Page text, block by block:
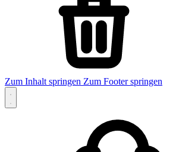
Zum Inhalt springen Zum Footer springen